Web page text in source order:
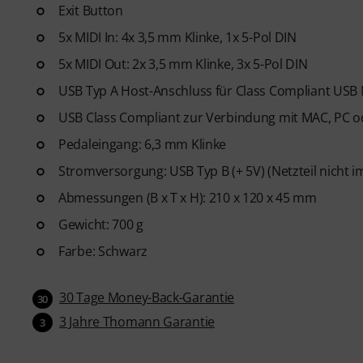
Exit Button
5x MIDI In: 4x 3,5 mm Klinke, 1x 5-Pol DIN
5x MIDI Out: 2x 3,5 mm Klinke, 3x 5-Pol DIN
USB Typ A Host-Anschluss für Class Compliant
USB Class Compliant zur Verbindung mit MAC, PC
Pedaleingang: 6,3 mm Klinke
Stromversorgung: USB Typ B (+ 5V) (Netzteil nicht
Abmessungen (B x T x H): 210 x 120 x 45 mm
Gewicht: 700 g
Farbe: Schwarz
30 30 Tage Money-Back-Garantie
3 3 Jahre Thomann Garantie